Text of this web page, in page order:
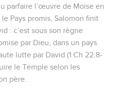
parfaire l’œuvre de Moïse en
Pays promis, Salomon finit
: c’est sous son règne
par Dieu, dans un pays
lutte par David (1 Ch 22.8-
le Temple selon les
père.